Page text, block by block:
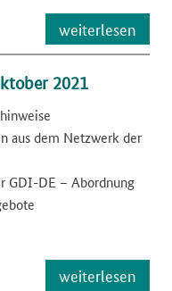
weiterlesen
2021
aus dem Netzwerk der
GDI-DE – Abordnung
weiterlesen